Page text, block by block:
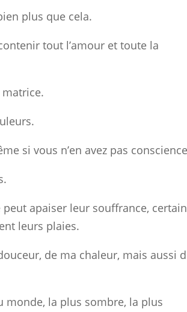
plus que cela.
tout l’amour et toute la
si vous n’en avez pas
apaiser leur souffrance,
leurs plaies.
de ma chaleur, mais aussi
monde, la plus sombre, la plus